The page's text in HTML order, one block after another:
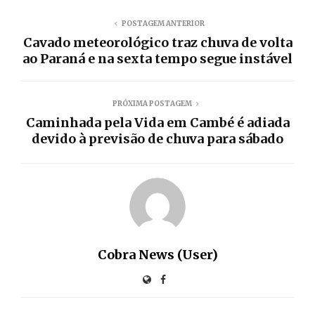
POSTAGEM ANTERIOR
Cavado meteorológico traz chuva de volta
ao Paraná e na sexta tempo segue instável
PRÓXIMA POSTAGEM
Caminhada pela Vida em Cambé é adiada
devido à previsão de chuva para sábado
Cobra News (User)